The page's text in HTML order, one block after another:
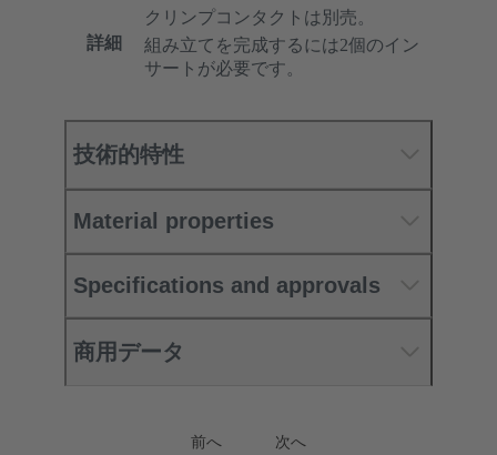
詳細
クリンプコンタクトは別売。
組み立てを完成するには2個のイン
サートが必要です。
技術的特性
Material properties
Specifications and approvals
商用データ
前へ 次へ